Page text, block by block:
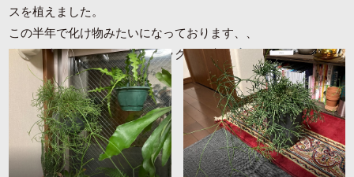
スを植えました。
この半年で化け物みたいになっております、、
余った鉢はベンジャミンバロックのお家に